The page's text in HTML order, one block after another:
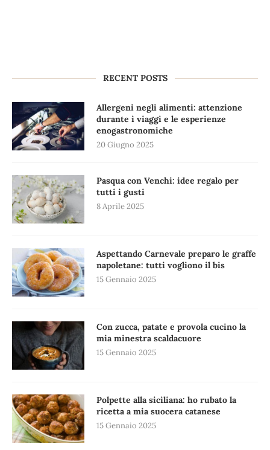
RECENT POSTS
Allergeni negli alimenti: attenzione
durante i viaggi e le esperienze
enogastronomiche
20 Giugno 2025
Pasqua con Venchi: idee regalo per
tutti i gusti
8 Aprile 2025
Aspettando Carnevale preparo le graffe
napoletane: tutti vogliono il bis
15 Gennaio 2025
Con zucca, patate e provola cucino la
mia minestra scaldacuore
15 Gennaio 2025
Polpette alla siciliana: ho rubato la
ricetta a mia suocera catanese
15 Gennaio 2025